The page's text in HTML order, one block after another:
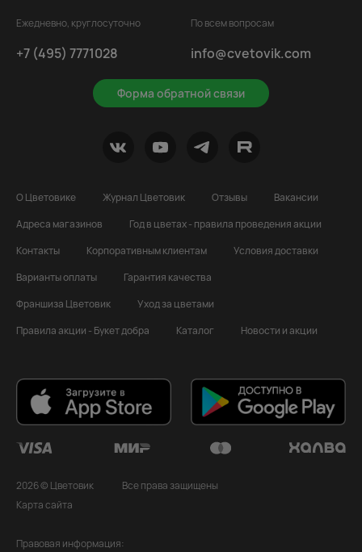
Ежедневно, круглосуточно
+7 (495) 7771028
Форма обратной связи
По всем вопросам
info@cvetovik.com
О Цветовике Журнал Цветовик Отзывы
Вакансии
Адреса магазинов
Год в цветах - правила проведения акции
Контакты
Корпоративным клиентам
Условия доставки
Варианты оплаты
Гарантия качества
Франшиза Цветовик
Уход за цветами
Правила акции - Букет добра
Каталог Новости и акции
2026 © Цветовик
Все права защищены
Карта сайта
Правовая информация: